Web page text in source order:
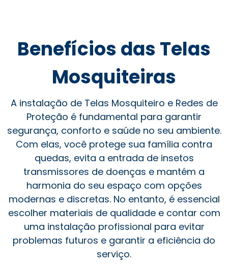
Benefícios das Telas
Mosquiteiras
A instalação de Telas Mosquiteiro e Redes de
Proteção é fundamental para garantir
segurança, conforto e saúde no seu ambiente.
Com elas, você protege sua família contra
quedas, evita a entrada de insetos
transmissores de doenças e mantém a
harmonia do seu espaço com opções
modernas e discretas. No entanto, é essencial
escolher materiais de qualidade e contar com
uma instalação profissional para evitar
problemas futuros e garantir a eficiência do
serviço.